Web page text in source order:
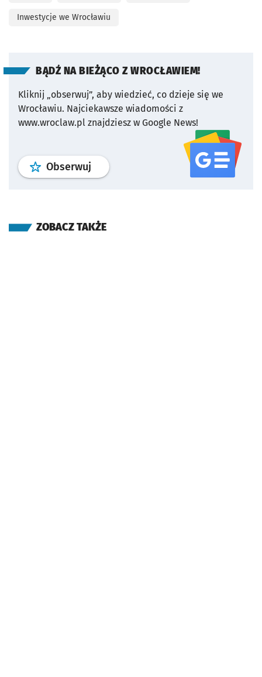
Inwestycje we Wrocławiu
BĄDŹ NA BIEŻĄCO Z WROCŁAWIEM!
Kliknij „obserwuj”, aby wiedzieć, co dzieje się we
Wrocławiu. Najciekawsze wiadomości z
www.wroclaw.pl znajdziesz w Google News!
Obserwuj profil serwisu
ZOBACZ TAKŻE